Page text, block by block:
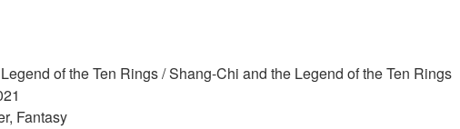
of the Ten Rings / Shang-Chi and the Legend of the Ten Rings
Fantasy